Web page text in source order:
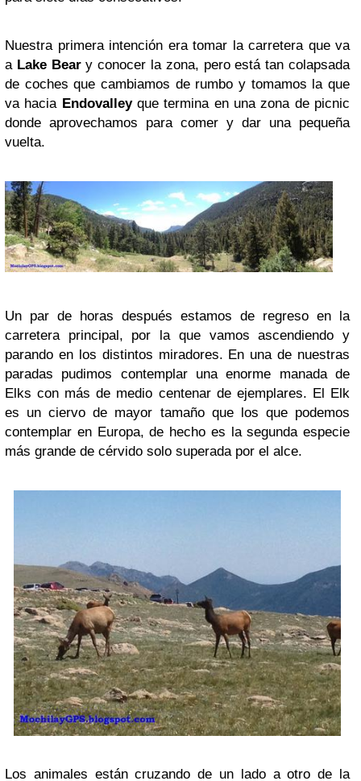
Nuestra primera intención era tomar la carretera que va
a Lake Beary conocer la zona, pero está tan colapsada
de coches que cambiamos de rumbo y tomamos la que
va hacia Endovalleyque termina en una zona de picnic
donde aprovechamos para comer y dar una pequeña
vuelta.
Un par de horas después estamos de regreso en la
carretera principal, por la que vamos ascendiendo y
parando en los distintos miradores. En una de nuestras
paradas pudimos contemplar una enorme manada de
Elks con más de medio centenar de ejemplares. El Elk
es un ciervo de mayor tamaño que los que podemos
contemplar en Europa, de hecho es la segunda especie
más grande de cérvido solo superada por el alce.
Los animales están cruzando de un lado a otro de la